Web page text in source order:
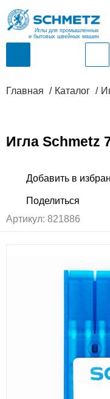
Иглы для промышленных
и бытовых швейных машин
Главная Каталог
Игла Schmetz
Артикул: 821886